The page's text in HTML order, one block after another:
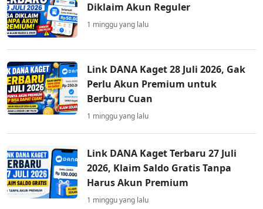
Diklaim Akun Reguler
1 minggu yang lalu
Link DANA Kaget 28 Juli 2026, Gak
Perlu Akun Premium untuk
Berburu Cuan
1 minggu yang lalu
Link DANA Kaget Terbaru 27 Juli
2026, Klaim Saldo Gratis Tanpa
Harus Akun Premium
1 minggu yang lalu